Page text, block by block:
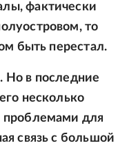
фактически
то
быть перестал.
Но в последние
несколько
проблемами для
связь с большой